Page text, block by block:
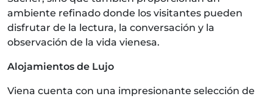
ambiente refinado donde los visitantes pueden
disfrutar de la lectura, la conversación y la
observación de la vida vienesa.
Alojamientos de Lujo
Viena cuenta con una impresionante selección de